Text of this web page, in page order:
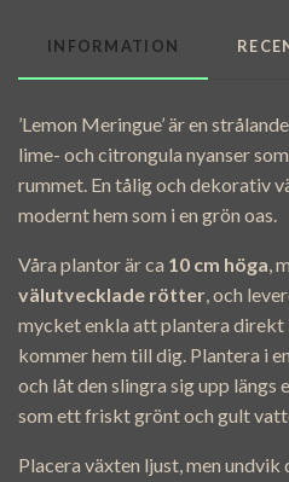
INFORMATION
’Lemon Meringue’ är en
lime- och citrongula nyanser
rummet. En tålig och dekorativ
modernt hem som i en grön oas.
Våra plantor är ca 10 cm höga,
välutvecklade rötter, och
mycket enkla att plantera direkt
kommer hem till dig. Plantera i
och låt den slingra sig upp längs
som ett friskt grönt och gult
Placera växten ljust, men